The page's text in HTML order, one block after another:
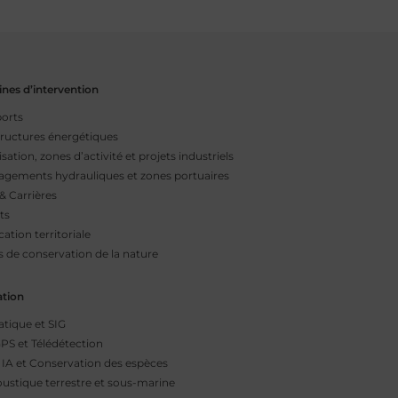
d’intervention
énergétiques
zones d’activité et projets industriels
hydrauliques et zones portuaires
Carrières
territoriale
de conservation de la nature
et SIG
et Télédétection
et Conservation des espèces
terrestre et sous-marine